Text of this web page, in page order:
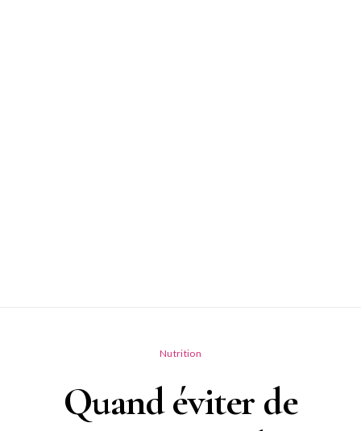
Nutrition
Quand éviter de